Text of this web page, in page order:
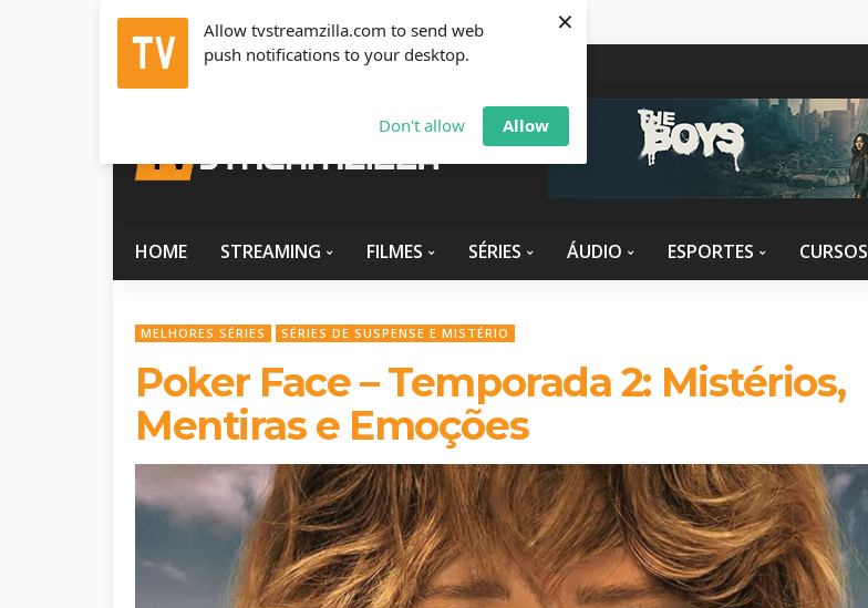
Allow tvstreamzilla.com to send web
push notifications to your desktop.
Don't allow Allow
×
Sexta-Feira, Agosto 7, 2026 info@tvstreamzilla.com
HOME STREAMING FILMES SÉRIES ÁUDIO ESPORTES CURSOS
MELHORES SÉRIES SÉRIES DE SUSPENSE E MISTÉRIO
Poker Face – Temporada 2: Mistérios,
Mentiras e Emoções